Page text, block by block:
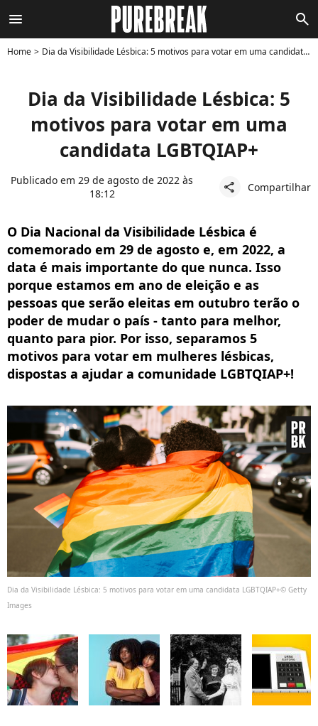
menu search
Home Dia da Visibilidade Lésbica: 5 motivos para votar em uma candidata LGBTQIAP+
Dia da Visibilidade Lésbica: 5
motivos para votar em uma
candidata LGBTQIAP+
Publicado em 29 de agosto de 2022 às
18:12
share Compartilhar
O Dia Nacional da Visibilidade Lésbica é
comemorado em 29 de agosto e, em 2022, a
data é mais importante do que nunca. Isso
porque estamos em ano de eleição e as
pessoas que serão eleitas em outubro terão o
poder de mudar o país - tanto para melhor,
quanto para pior. Por isso, separamos 5
motivos para votar em mulheres lésbicas,
dispostas a ajudar a comunidade LGBTQIAP+!
Dia da Visibilidade Lésbica: 5 motivos para votar em uma candidata LGBTQIAP+© Getty
Images